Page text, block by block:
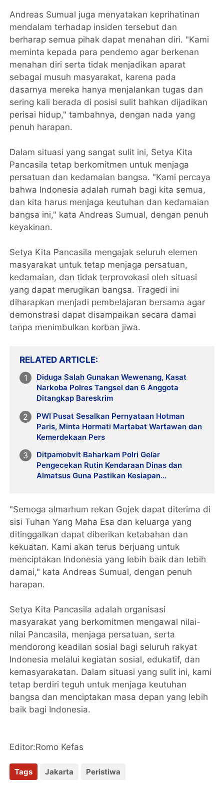
Andreas Sumual juga menyatakan keprihatinan
mendalam terhadap insiden tersebut dan
berharap semua pihak dapat menahan diri. "Kami
meminta kepada para pendemo agar berkenan
menahan diri serta tidak menjadikan aparat
sebagai musuh masyarakat, karena pada
dasarnya mereka hanya menjalankan tugas dan
sering kali berada di posisi sulit bahkan dijadikan
perisai hidup," tambahnya, dengan nada yang
penuh harapan.
Dalam situasi yang sangat sulit ini, Setya Kita
Pancasila tetap berkomitmen untuk menjaga
persatuan dan kedamaian bangsa. "Kami percaya
bahwa Indonesia adalah rumah bagi kita semua,
dan kita harus menjaga keutuhan dan kedamaian
bangsa ini," kata Andreas Sumual, dengan penuh
keyakinan.
Setya Kita Pancasila mengajak seluruh elemen
masyarakat untuk tetap menjaga persatuan,
kedamaian, dan tidak terprovokasi oleh situasi
yang dapat merugikan bangsa. Tragedi ini
diharapkan menjadi pembelajaran bersama agar
demonstrasi dapat disampaikan secara damai
tanpa menimbulkan korban jiwa.
RELATED ARTICLE
Diduga Salah Gunakan Wewenang, Kasat
Narkoba Polres Tangsel dan 6 Anggota
Ditangkap Bareskrim
PWI Pusat Sesalkan Pernyataan Hotman
Paris, Minta Hormati Martabat Wartawan dan
Kemerdekaan Pers
Ditpamobvit Baharkam Polri Gelar
Pengecekan Rutin Kendaraan Dinas dan
Almatsus Guna Pastikan Kesiapan
"Semoga almarhum rekan Gojek dapat diterima di
sisi Tuhan Yang Maha Esa dan keluarga yang
ditinggalkan dapat diberikan ketabahan dan
kekuatan. Kami akan terus berjuang untuk
menciptakan Indonesia yang lebih baik dan lebih
damai," kata Andreas Sumual, dengan penuh
harapan.
Setya Kita Pancasila adalah organisasi
masyarakat yang berkomitmen mengawal nilai-
nilai Pancasila, menjaga persatuan, serta
mendorong keadilan sosial bagi seluruh rakyat
Indonesia melalui kegiatan sosial, edukatif, dan
kemasyarakatan. Dalam situasi yang sulit ini, kami
tetap berdiri teguh untuk menjaga keutuhan
bangsa dan menciptakan masa depan yang lebih
baik bagi Indonesia.
Editor:Romo Kefas
Tags Jakarta Peristiwa